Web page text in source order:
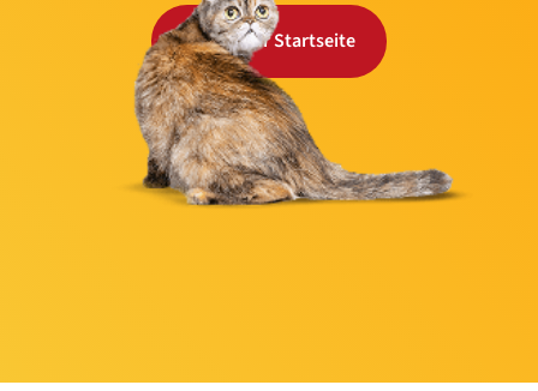
Zurück zur Startseite